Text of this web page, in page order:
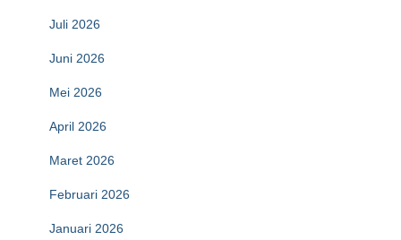
Juli 2026
Juni 2026
Mei 2026
April 2026
Maret 2026
Februari 2026
Januari 2026